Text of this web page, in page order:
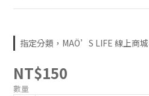
指定分類，MAÖ’S LIFE 線上商
NT$150
數量